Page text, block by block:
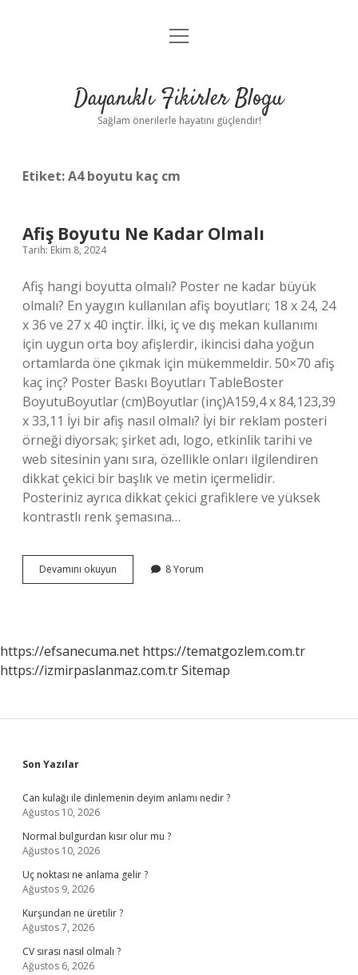
Anasayfa
Yasal Uyarı
menüyü
Dayanıklı Fikirler Blogu
Sağlam önerilerle hayatını güçlendir!
Etiket:A4 boyutu kaç cm
Afiş Boyutu Ne Kadar Olmalı
Tarih: Ekim 8, 2024
Afiş hangi boyutta olmalı? Poster ne kadar büyük
olmalı? En yaygın kullanılan afiş boyutları; 18 x 24, 24
x 36 ve 27 x 40 inçtir. İlki, iç ve dış mekan kullanımı
için uygun orta boy afişlerdir, ikincisi daha yoğun
ortamlarda öne çıkmak için mükemmeldir. 50×70 afiş
kaç inç? Poster Baskı Boyutları TableBoster
BoyutuBoyutlar (cm)Boyutlar (inç)A159,4 x 84,123,39
x 33,11 İyi bir afiş nasıl olmalı? İyi bir reklam posteri
örneği diyorsak; şirket adı, logo, etkinlik tarihi ve
web sitesinin yanı sıra, özellikle onları ilgilendiren
dikkat çekici bir başlık ve metin içermelidir.
Posteriniz ayrıca dikkat çekici grafiklere ve yüksek
kontrastlı renk şemasına…
Devamını okuyun
Boyutu
8 Yorum
https://efsanecuma.net https://tematgozlem.com.tr
https://izmirpaslanmaz.com.trSitemap
Sidebar
Son Yazılar
Can kulağı ile dinlemenin deyim anlamı nedir ?
Ağustos 10, 2026
Normal bulgurdan kısır olur mu ?
Ağustos 10, 2026
Uç noktası ne anlama gelir ?
Ağustos 9, 2026
Kurşundan ne üretilir ?
Ağustos 7, 2026
CV sırası nasıl olmalı ?
Ağustos 6, 2026